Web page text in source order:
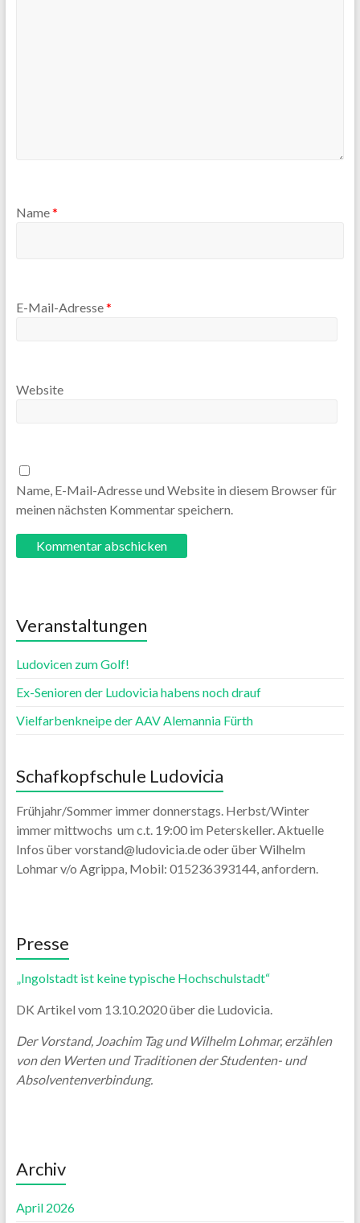
Name*
E-Mail-Adresse*
Website
Name, E-Mail-Adresse und Website in diesem Browser für
meinen nächsten Kommentar speichern.
Veranstaltungen
Ludovicen zum Golf!
Ex-Senioren der Ludovicia habens noch drauf
Vielfarbenkneipe der AAV Alemannia Fürth
Schafkopfschule Ludovicia
Frühjahr/Sommer immer donnerstags. Herbst/Winter
immer mittwochs um c.t. 19:00 im Peterskeller. Aktuelle
Infos über vorstand@ludovicia.de oder über Wilhelm
Lohmar v/o Agrippa, Mobil: 015236393144, anfordern.
Presse
„Ingolstadt ist keine typische Hochschulstadt“
DK Artikel vom 13.10.2020 über die Ludovicia.
Der Vorstand, Joachim Tag und Wilhelm Lohmar, erzählen
von den Werten und Traditionen der Studenten- und
Absolventenverbindung.
Archiv
April 2026